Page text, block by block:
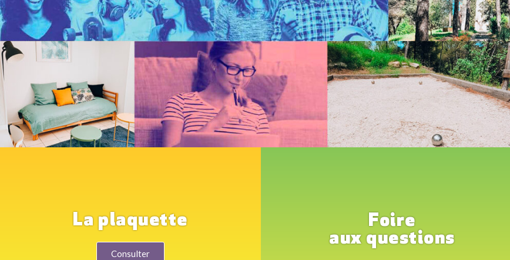
La plaquette
Consulter
Foire
aux questions